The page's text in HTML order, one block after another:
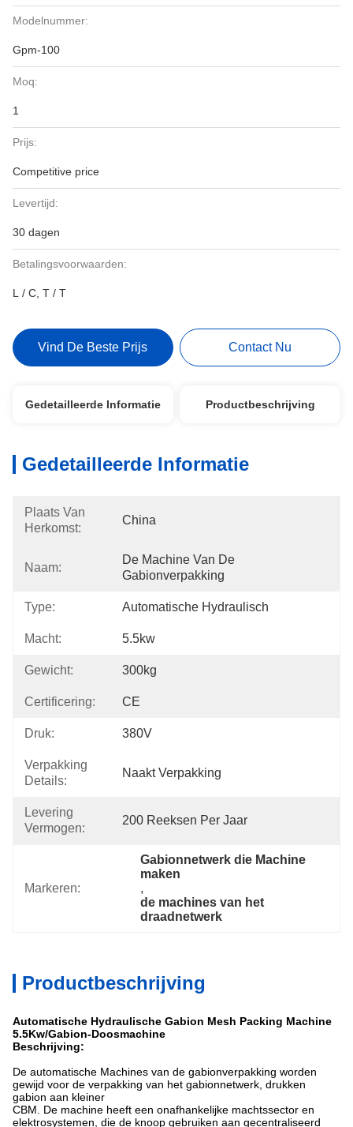
Modelnummer:
Gpm-100
Moq:
1
Prijs:
Competitive price
Levertijd:
30 dagen
Betalingsvoorwaarden:
L / C, T / T
Vind De Beste Prijs Contact Nu
Gedetailleerde Informatie Productbeschrijving
Gedetailleerde Informatie
Plaats Van
Herkomst:
China
Naam:
De Machine Van De
Gabionverpakking
Type: Automatische Hydraulisch
Macht: 5.5kw
Gewicht: 300kg
Certificering: CE
Druk: 380V
Verpakking
Details:
Naakt Verpakking
Levering
Vermogen:
200 Reeksen Per Jaar
Markeren:
Gabionnetwerk die Machine
maken
,
de machines van het
draadnetwerk
Productbeschrijving
Automatische Hydraulische Gabion Mesh Packing Machine
5.5Kw/Gabion-Doosmachine
Beschrijving:
De automatische Machines van de gabionverpakking worden
gewijd voor de verpakking van het gabionnetwerk, drukken
gabion aan kleiner
CBM. De machine heeft een onafhankelijke machtssector en
elektrosystemen, die de knoop gebruiken aan gecentraliseerd